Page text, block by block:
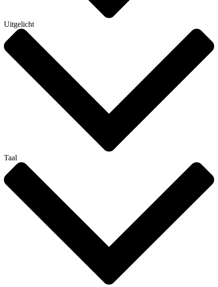
Uitgelicht
Taal